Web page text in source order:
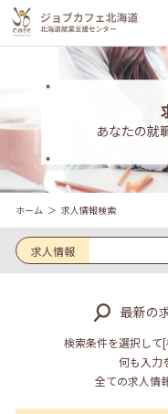
あなたの就
ホーム 求人情報検索
求人情報
最新の
検索条件を選択して
何も入力
全ての求人情